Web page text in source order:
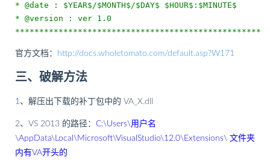
* @date : $YEAR$/$MONTH$/$DAY$ $HOUR$:$MINUTE$
* @version : ver 1.0
官方文档： http://docs.wholetomato.com/default.asp?W171
三、破解方法
1、解压出下载的补丁包中的 VA_X.dll
2、VS 2013 的路径： C:\Users\用户名
\AppData\Local\Microsoft\VisualStudio\12.0\Extensions\ 文件夹
内有VA开头的